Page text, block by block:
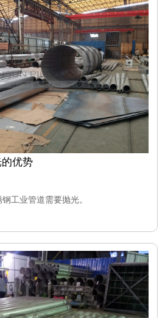
优势
工业管道需要抛光。